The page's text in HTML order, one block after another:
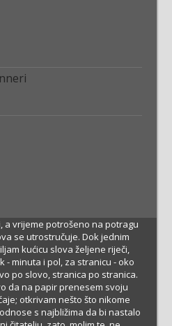
a vrijeme potrošeno na potragu
se utrostručuje. Dok jednim
kućicu slova željene riječi,
- minuta i pol, za stranicu - oko
po slovo, stranica po stranica.
da na papir prenesem svoju
otkrivam nešto što nikome
s najbližima da bi nastalo